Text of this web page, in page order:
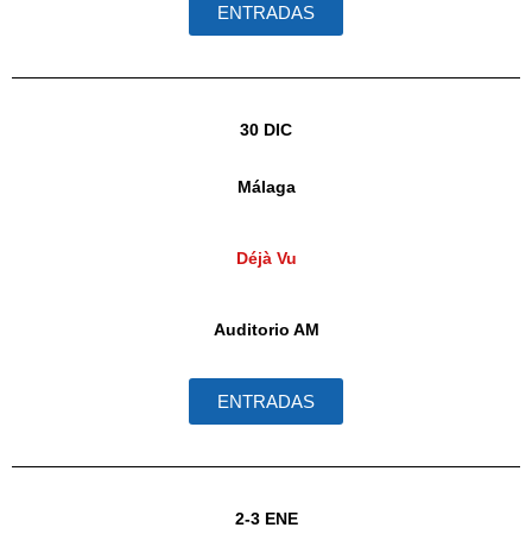
ENTRADAS
30 DIC
Málaga
Déjà Vu
Auditorio AM
ENTRADAS
2-3 ENE